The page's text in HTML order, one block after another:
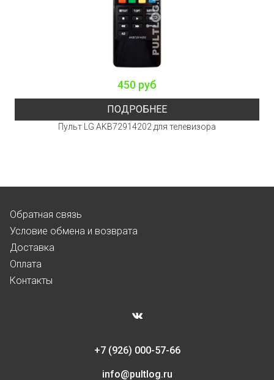
450 руб
ПОДРОБНЕЕ
Пульт LG AKB72914202 для телевизора
Обратная связь
Условие обмена и возврата
Доставка
Оплата
Контакты
+7 (926) 000-57-66
info@pultlog.ru